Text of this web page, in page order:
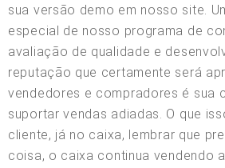
sua versão demo em nosso site.
especial de nosso programa de
avaliação de qualidade e
reputação que certamente será
vendedores e compradores é sua
suportar vendas adiadas. O que
cliente, já no caixa, lembrar que
coisa, o caixa continua vendendo